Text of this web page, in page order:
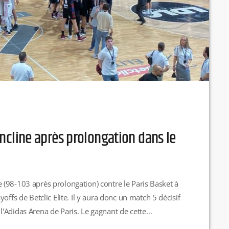
après prolongation dans le
(98-103 après prolongation) contre le Paris Basket à
de Betclic Elite. Il y aura donc un match 5 décisif
Arena de Paris. Le gagnant de cette